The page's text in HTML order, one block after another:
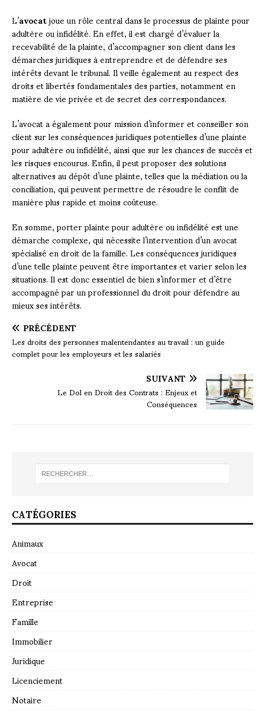
L’avocatjoue un rôle central dans le processus de plainte pour
adultère ou infidélité. En effet, il est chargé d’évaluer la
recevabilité de la plainte, d’accompagner son client dans les
démarches juridiques à entreprendre et de défendre ses
intérêts devant le tribunal. Il veille également au respect des
droits et libertés fondamentales des parties, notamment en
matière de vie privée et de secret des correspondances.
L’avocat a également pour mission d’informer et conseiller son
client sur les conséquences juridiques potentielles d’une plainte
pour adultère ou infidélité, ainsi que sur les chances de succès et
les risques encourus. Enfin, il peut proposer des solutions
alternatives au dépôt d’une plainte, telles que la médiation ou la
conciliation, qui peuvent permettre de résoudre le conflit de
manière plus rapide et moins coûteuse.
En somme, porter plainte pour adultère ou infidélité est une
démarche complexe, qui nécessite l’intervention d’un avocat
spécialisé en droit de la famille. Les conséquences juridiques
d’une telle plainte peuvent être importantes et varier selon les
situations. Il est donc essentiel de bien s’informer et d’être
accompagné par un professionnel du droit pour défendre au
mieux ses intérêts.
PRÉCÉDENT
Les droits des personnes malentendantes au travail : un guide
complet pour les employeurs et les salariés
SUIVANT
Le Dol en Droit des Contrats : Enjeux et
Conséquences
CATÉGORIES
Animaux
Avocat
Droit
Entreprise
Famille
Immobilier
Juridique
Licenciement
Notaire